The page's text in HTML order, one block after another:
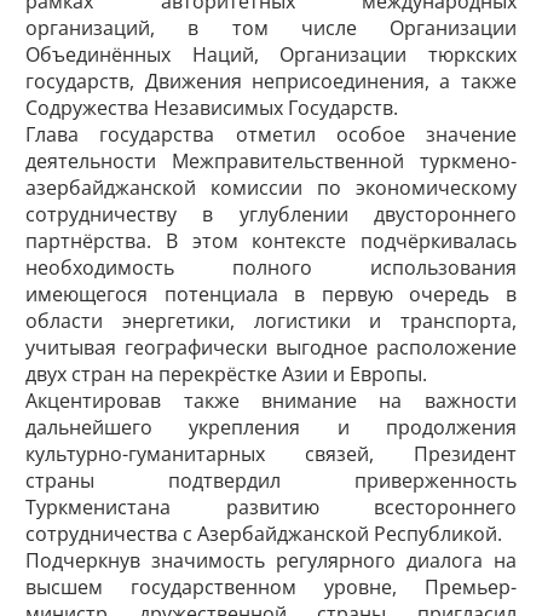
организаций, в том числе Организации
Объединённых Наций, Организации тюркских
государств, Движения неприсоединения, а также
Содружества Независимых Государств.
Глава государства отметил особое значение
деятельности Межправительственной туркмено-
азербайджанской комиссии по экономическому
сотрудничеству в углублении двустороннего
партнёрства. В этом контексте подчёркивалась
необходимость полного использования
имеющегося потенциала в первую очередь в
области энергетики, логистики и транспорта,
учитывая географически выгодное расположение
двух стран на перекрёстке Азии и Европы.
Акцентировав также внимание на важности
дальнейшего укрепления и продолжения
культурно-гуманитарных связей, Президент
страны подтвердил приверженность
Туркменистана развитию всестороннего
сотрудничества с Азербайджанской Республикой.
Подчеркнув значимость регулярного диалога на
высшем государственном уровне, Премьер-